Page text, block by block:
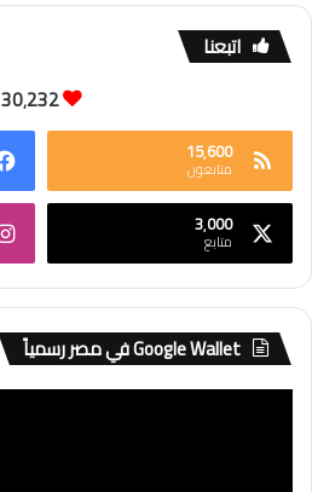
اتبعنا
30٬232
15٬600
متابعون
3٬000
متابع
Google Wallet في مصر رسمياً